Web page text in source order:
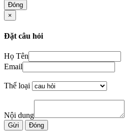
Đóng
×
Đặt câu hỏi
Họ Tên
Email
Thể loại
Nội dung
Gừi Đóng